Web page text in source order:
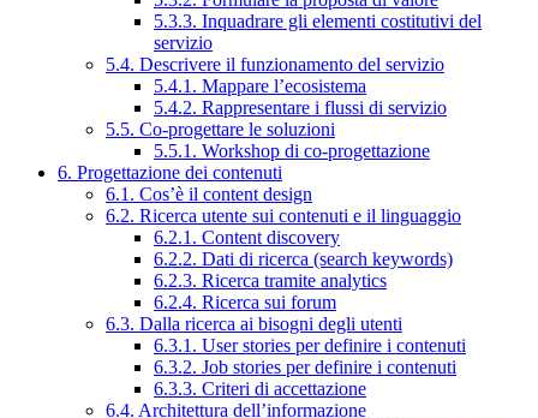
5.3.3. Inquadrare gli elementi costitutivi del
servizio
5.4. Descrivere il funzionamento del servizio
5.4.1. Mappare l’ecosistema
5.4.2. Rappresentare i flussi di servizio
5.5. Co-progettare le soluzioni
5.5.1. Workshop di co-progettazione
6. Progettazione dei contenuti
6.1. Cos’è il content design
6.2. Ricerca utente sui contenuti e il linguaggio
6.2.1. Content discovery
6.2.2. Dati di ricerca (search keywords)
6.2.3. Ricerca tramite analytics
6.2.4. Ricerca sui forum
6.3. Dalla ricerca ai bisogni degli utenti
6.3.1. User stories per definire i contenuti
6.3.2. Job stories per definire i contenuti
6.3.3. Criteri di accettazione
6.4. Architettura dell’informazione